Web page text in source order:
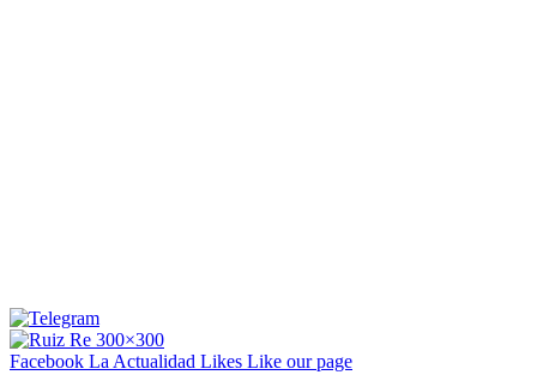
Facebook La Actualidad Likes Like our page